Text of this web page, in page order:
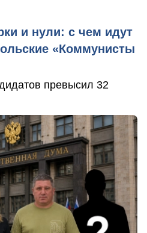
и нули: с чем идут
«Коммунисты
превысил 32